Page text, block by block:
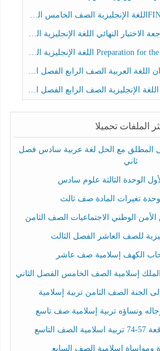
اللغة الإنجليزية الصف الرابع الفصل الثالث
العربية الصف الرابع الفصل الثالث
الإنجليزية الصف الرابع الفصل الثالث
الملفات تحميلا
المطلق مع الحل لغة عربية سادس فصل
ثاني
الوحدة الثالثة علوم سادس
وحدة تغيرات المادة صف ثالث
الوطني الاجتماعيات الصف الثامن
للصف العاشر الفصل الثالث
الكهف إسلامية صف عاشر
إسلامية الصف الخامس الفصل الثاني
الصف الثامن تربية إسلامية
ونساؤه تربية إسلامية صف تاسع
التاسع
إسلامية الصف السابع